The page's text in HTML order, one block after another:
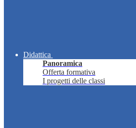
Didattica
Panoramica
Offerta formativa
I progetti delle classi